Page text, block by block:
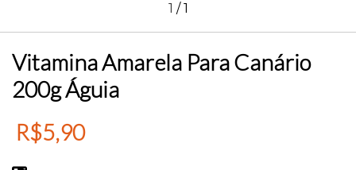
1 /1
Vitamina Amarela Para Canário
200g Águia
R$5,90